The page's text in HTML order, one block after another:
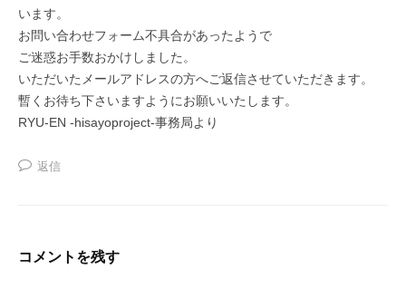
います。
お問い合わせフォーム不具合があったようで
ご迷惑お手数おかけしました。
いただいたメールアドレスの方へご返信させていただきます。
暫くお待ち下さいますようにお願いいたします。
RYU-EN -hisayoproject-事務局より
返信
コメントを残す